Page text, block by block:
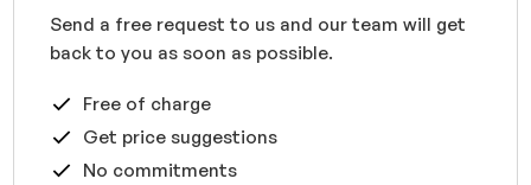
Send a free request to us and our team will get
back to you as soon as possible.
Free of charge
Get price suggestions
No commitments